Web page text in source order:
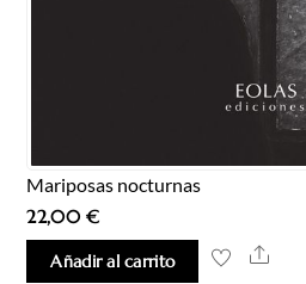
Mariposas nocturnas
22,00€
Añadir al carrito Share